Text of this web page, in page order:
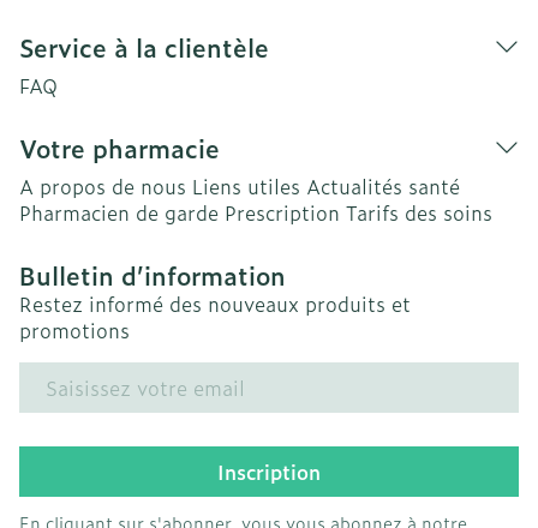
Service à la clientèle
FAQ
Votre pharmacie
A propos de nous Liens utiles Actualités santé
Pharmacien de garde Prescription Tarifs des soins
Bulletin d’information
Restez informé des nouveaux produits et
promotions
Adresse mail
Inscription
En cliquant sur s'abonner, vous vous abonnez à notre